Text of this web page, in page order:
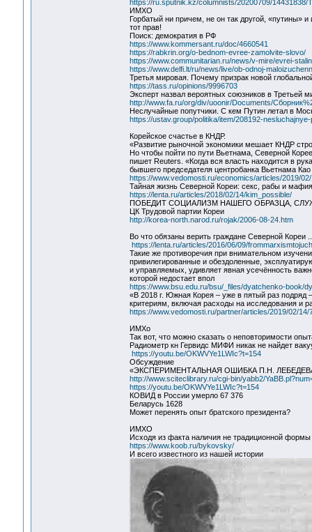
https://ru.sputnik.kz/columnists/20200709/
ИМХО
Горбатый ни причем, не он так другой, «путины»
тот прав!
Поиск: демократия в РФ
https://www.kommersant.ru/doc/4660541
https://rabkrin.org/o-bednom-evree-zamolvite-slovo/
https://www.communitarian.ru/news/v-mire/evrei-
https://www.delfi.lt/ru/news/live/ob-odnoj-
Третья мировая. Почему призрак новой
https://tass.ru/opinions/9996703
Эксперт назвал вероятных союзников в Третьей
http://www.fa.ru/org/div/uoonir/Documents/
Неслучайные попутчики. С кем Путин летал в
https://ustav.group/politika/item/208192-
Корейское счастье в КНДР.
«Развитие рыночной экономики мешает КНДР
Но чтобы пойти по пути Вьетнама, Северной
пишет Reuters. «Когда вся власть находится в
бывшего председателя центробанка Вьетнама
https://www.vedomosti.ru/economics/articles/2019/
Тайная жизнь Северной Кореи: секс, рабы и мафия
https://lenta.ru/articles/2018/02/14/kim_possible/
ПОБЕДИТ СОЦИАЛИЗМ НАШЕГО ОБРАЗЦА,
ЦК Трудовой партии Кореи
http://korea-north.narod.ru/rojak/2006-08-24.htm
Во что обязаны верить граждане Северной Кореи
https://lenta.ru/articles/2016/06/09/
Такие же противоречия при внимательном
привилегированные и обездоленные,
и управляемых, удивляет явная усечённость
которой недостает впол
https://www.bsu.edu.ru/bsu/_files/dyatchenko-book/
«В 2018 г. Южная Корея – уже в пятый раз подряд
критериям, включая расходы на исследования и
https://www.vedomosti.ru/partner/articles/2019/02/
ИМХо
Так вот, что можно сказать о неповторимости
Радиометр кн Гервидс МИФИ никак не найдет
https://youtu.be/OKWVYe1LWIc?t=154
Обсуждение
«ЭКСПЕРИМЕНТАЛЬНАЯ ОШИБКА П.Н.
http://www.sciteclibrary.ru/cgi-bin/yabb2/
https://youtu.be/OKWVYe1LWIc?t=154
КОВИД в России умерло 67 376
Беларусь 1628
Может перенять опыт братского президента?
ИМХО
Исходя из факта наличия не традиционной формы
https://www.koob.ru/bykovsky/
И всего известного из нашей истории